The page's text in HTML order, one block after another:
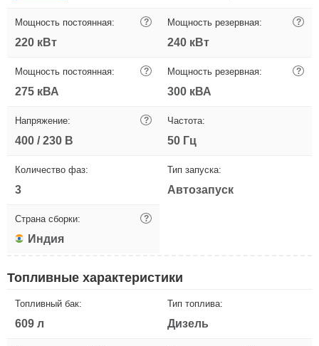
Мощность постоянная: ?
220 кВт
Мощность резервная: ?
240 кВт
Мощность постоянная: ?
275 кВА
Мощность резервная: ?
300 кВА
Напряжение: ?
400 / 230 В
Частота:
50 Гц
Количество фаз:
3
Тип запуска:
Автозапуск
Страна сборки: ?
Индия
Топливные характеристики
Топливный бак:
609 л
Тип топлива:
Дизель